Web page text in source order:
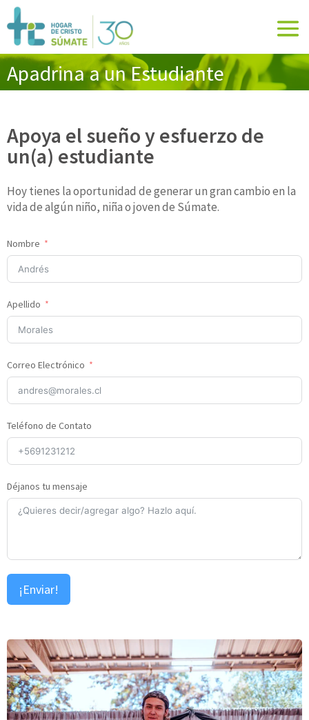
Apadrina a un Estudiante
Apoya el sueño y esfuerzo de
un(a) estudiante
Hoy tienes la oportunidad de generar un gran cambio en la
vida de algún niño, niña o joven de Súmate.
Nombre
Apellido
Correo Electrónico
Teléfono de Contato
Déjanos tu mensaje
¡Enviar!